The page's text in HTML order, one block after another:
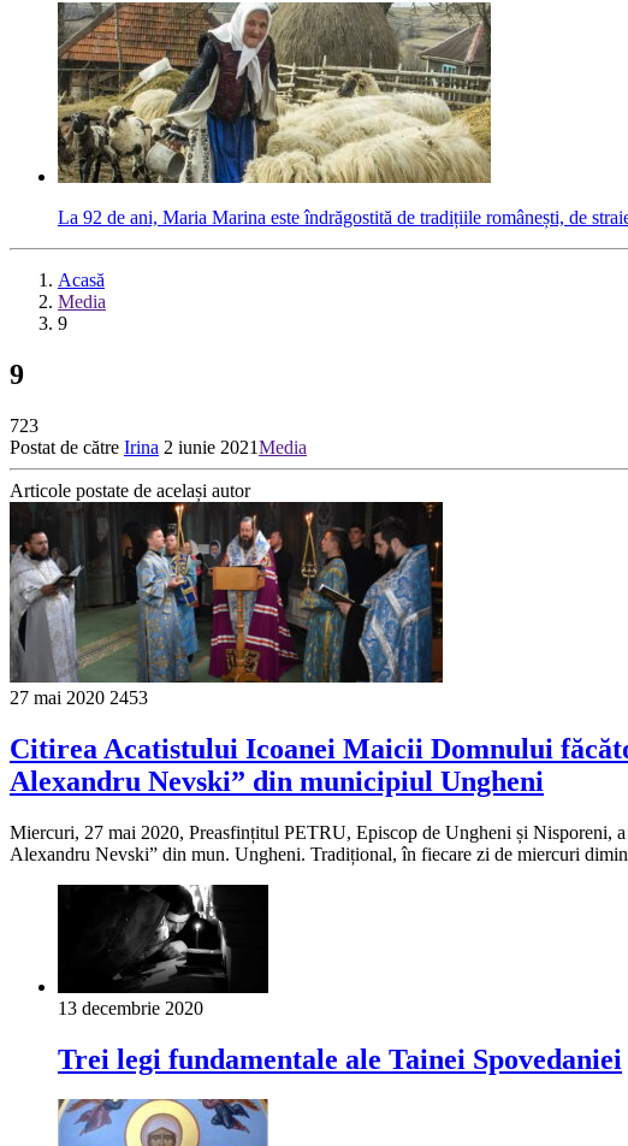
La 92 de ani, Maria Marina este îndrăgostită de tradițiile românești, de
Acasă
Media
9
9
723
Postat de către Irina 2 iunie 2021Media
Articole postate de același autor
27 mai 2020 2453
Citirea Acatistului Icoanei Maicii Domnului
Alexandru Nevski” din municipiul Ungheni
Miercuri, 27 mai 2020, Preasfințitul PETRU, Episcop de Ungheni și Nisporeni,
Alexandru Nevski” din mun. Ungheni. Tradițional, în fiecare zi de miercuri
13 decembrie 2020
Trei legi fundamentale ale Tainei Spoveda­niei